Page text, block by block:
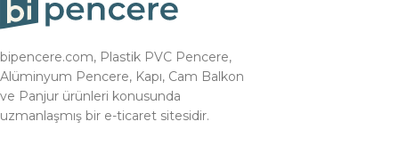
bipencere.com, Plastik PVC Pencere,
Alüminyum Pencere, Kapı, Cam Balkon
ve Panjur ürünleri konusunda
uzmanlaşmış bir e-ticaret sitesidir.